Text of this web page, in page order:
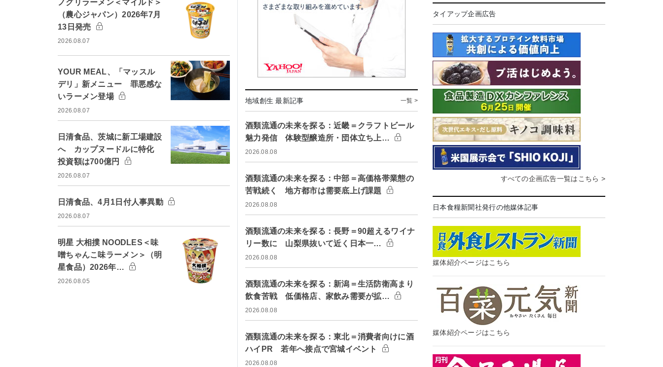
ノグリラーメン＜マイルド＞
（農心ジャパン）2026年7月
13日発売
2026.08.07
YOUR MEAL、「マッスル
デリ」新メニュー 罪悪感な
いラーメン登場
2026.08.07
日清食品、茨城に新工場建設
へ カップヌードルに特化
投資額は700億円
2026.08.07
日清食品、4月1日付人事異動
2026.08.07
明星 大相撲 NOODLES＜味
噌ちゃんこ味ラーメン＞（明
星食品）2026年…
2026.08.05
地域創生 最新記事 一覧 >
酒類流通の未来を探る：近畿＝クラフトビール
魅力発信 体験型醸造所・団体立ち上…
2026.08.08
酒類流通の未来を探る：中部＝高価格帯業態の
苦戦続く 地方都市は需要底上げ課題
2026.08.08
酒類流通の未来を探る：長野＝90超えるワイナ
リー数に 山梨県抜いて近く日本一…
2026.08.08
酒類流通の未来を探る：新潟＝生活防衛高まり
飲食苦戦 低価格店、家飲み需要が拡…
2026.08.08
酒類流通の未来を探る：東北＝消費者向けに酒
ハイPR 若年へ接点で宮城イベント
2026.08.08
タイアップ企画広告
すべての企画広告一覧はこちら >
日本食糧新聞社発行の他媒体記事
媒体紹介ページはこちら
媒体紹介ページはこちら